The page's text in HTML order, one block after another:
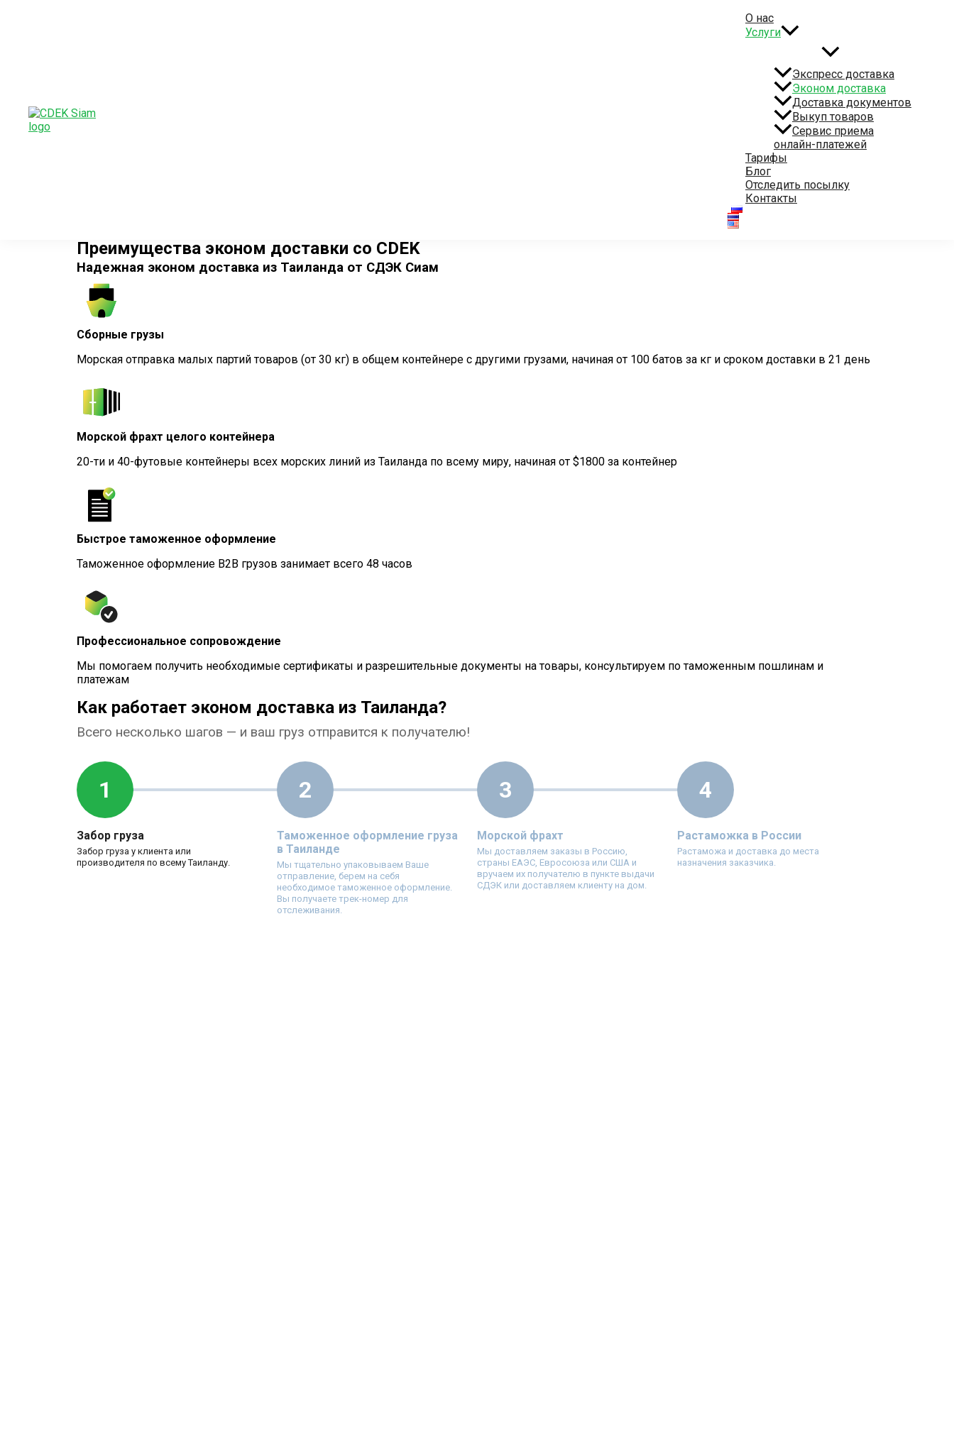
О нас
Услуги
Экспресс доставка
Эконом доставка
Доставка документов
Выкуп товаров
Сервис приема
онлайн-платежей
Тарифы
Блог
Отследить посылку
Контакты
Cборные грузы от 100 THB
Мы доставляем контейнеры и сборные грузы с косметикой, БАДами, техникой, байками, машинами, мебелью и другими товарами из Таиланда.
Преимущества эконом доставки cо CDEK
Надежная эконом доставка из Таиланда от СДЭК Сиам
Сборные грузы
Морская отправка малых партий товаров (от 30 кг) в общем контейнере с другими грузами, начиная от 100 батов за кг и сроком доставки в 21 день
Морской фрахт целого контейнера
20-ти и 40-футовые контейнеры всех морских линий из Таиланда по всему миру, начиная от $1800 за контейнер
Быстрое таможенное оформление
Таможенное оформление B2B грузов занимает всего 48 часов
Профессиональное сопровождение
Мы помогаем получить необходимые сертификаты и разрешительные документы на товары, консультируем по таможенным пошлинам и
платежам
Как работает эконом доставка из Таиланда?
Всего несколько шагов — и ваш груз отправится к получателю!
1
Забор груза
Забор груза у клиента или
производителя по всему Таиланду.
2
Таможенное оформление груза
в Таиланде
Мы тщательно упаковываем Ваше
отправление, берем на себя
необходимое таможенное оформление.
Вы получаете трек-номер для
отслеживания.
3
Морской фрахт
Мы доставляем заказы в Россию,
страны ЕАЭС, Евросоюза или США и
вручаем их получателю в пункте выдачи
СДЭК или доставляем клиенту на дом.
4
Растаможка в России
Растаможа и доставка до места
назначения заказчика.